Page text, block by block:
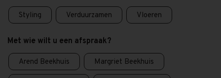
Styling Verduurzamen Vloeren
Met wie wilt u een afspraak?
Arend Beekhuis Margriet Beekhuis